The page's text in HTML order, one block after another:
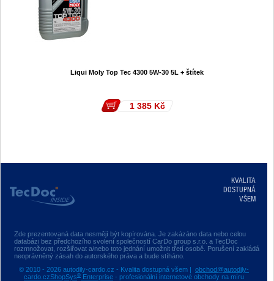
Liqui Moly Top Tec 4300 5W-30 5L + štítek
1 385 Kč
Zde prezentovaná data nesmějí být kopírována. Je zakázáno data nebo celou
databázi bez předchozího svolení společností CarDo group s.r.o. a TecDoc
rozmnožovat, rozšiřovat a/nebo toto jednání umožnit třetí osobě. Porušení zakládá
neoprávněný zásah do autorského práva a bude stíháno.
KVALITA
DOSTUPNÁ
VŠEM
© 2010 - 2026 autodily-cardo.cz - Kvalita dostupná všem | obchod@autodily-
cardo.czShopSys® Enterprise - profesionální internetové obchody na míru